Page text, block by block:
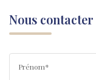
Nous contacter
Prénom*